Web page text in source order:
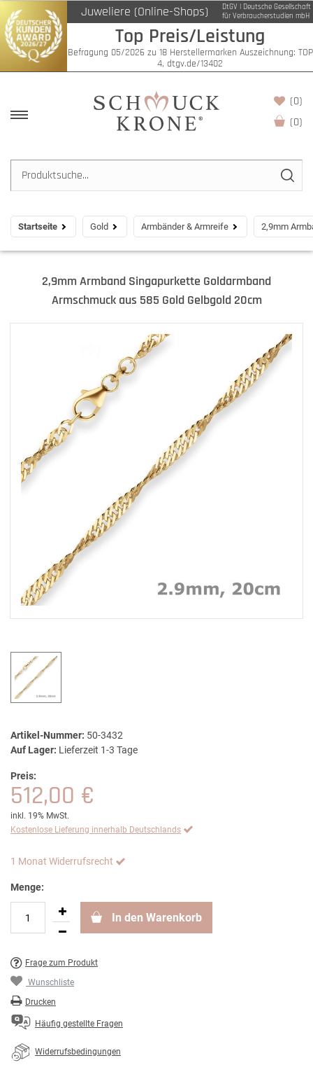
Juweliere (Online-Shops)
DtGV | Deutsche Gesellschaft
für Verbraucherstudien mbH
Top Preis/Leistung
Befragung 05/2026 zu 18 Herstellermarken Auszeichnung: TOP
4, dtgv.de/13402
(0)
(0)
Startseite Gold Armbänder & Armreife 2,9mm
2,9mm Armband Singapurkette Goldarmband
Armschmuck aus 585 Gold Gelbgold 20cm
Artikel-Nummer: 50-3432
Auf Lager: Lieferzeit 1-3 Tage
Preis:
512,00 €
inkl. 19% MwSt.
Kostenlose Lieferung innerhalb Deutschlands
1 Monat Widerrufsrecht
Menge:
In den Warenkorb
Frage zum Produkt
Wunschliste
Drucken
Häufig gestellte Fragen
Widerrufsbedingungen